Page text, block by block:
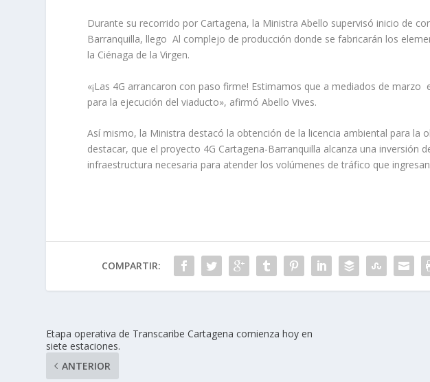
Durante su recorrido por Cartagena, la Ministra Abello supervisó inicio de
Barranquilla, llego Al complejo de producción donde se fabricarán los
la Ciénaga de la Virgen.
«¡Las 4G arrancaron con paso firme! Estimamos que a mediados de
para la ejecución del viaducto», afirmó Abello Vives.
Así mismo, la Ministra destacó la obtención de la licencia ambiental para la
destacar, que el proyecto 4G Cartagena-Barranquilla alcanza una inversión
infraestructura necesaria para atender los volúmenes de tráfico que
COMPARTIR:
Etapa operativa de Transcaribe Cartagena comienza hoy en
siete estaciones.
ANTERIOR